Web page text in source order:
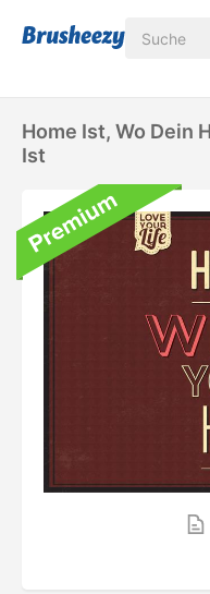
Home Ist, Wo Dein
Ist